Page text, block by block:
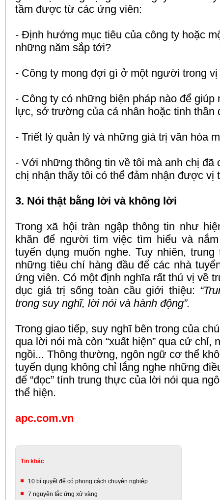
tầm được từ các ứng viên:
- Định hướng mục tiêu của công ty hoặc
những năm sắp tới?
- Công ty mong đợi gì ở một người trong
- Công ty có những biện pháp nào để giúp
lực, sở trường của cá nhân hoặc tinh thần
- Triết lý quản lý và những giá trị văn hóa
- Với những thông tin về tôi mà anh chị đã
chị nhận thấy tôi có thể đảm nhận được vị
3. Nói thật bằng lời và không lời
Trong xã hội tràn ngập thông tin như
khăn để người tìm việc tìm hiểu và
tuyển dụng muốn nghe. Tuy nhiên,
những tiêu chí hàng đầu để các nhà
ứng viên. Có một định nghĩa rất thú vị về
dục giá trị sống toàn cầu giới thiệu:
trong suy nghĩ, lời nói và hành động”.
Trong giao tiếp, suy nghĩ bên trong của
qua lời nói mà còn “xuất hiện” qua cử chỉ,
ngồi... Thông thường, ngôn ngữ cơ thể
tuyển dụng không chỉ lắng nghe những
để “đọc” tính trung thực của lời nói qua
thể hiện.
apc.com.vn
Tin khác
10 bí quyết để có phong cách chuyên nghiệp
7 nguyên tắc ứng xử vàng